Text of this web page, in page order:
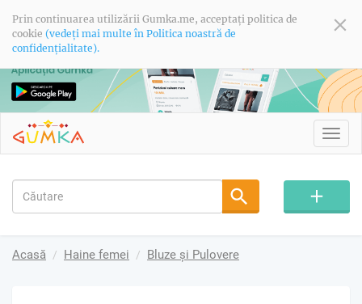
Prin continuarea utilizării Gumka.me, acceptați politica de
cookie (vedeți mai multe în Politica noastră de
confidențialitate).
Acasă Haine femei Bluze și Pulovere